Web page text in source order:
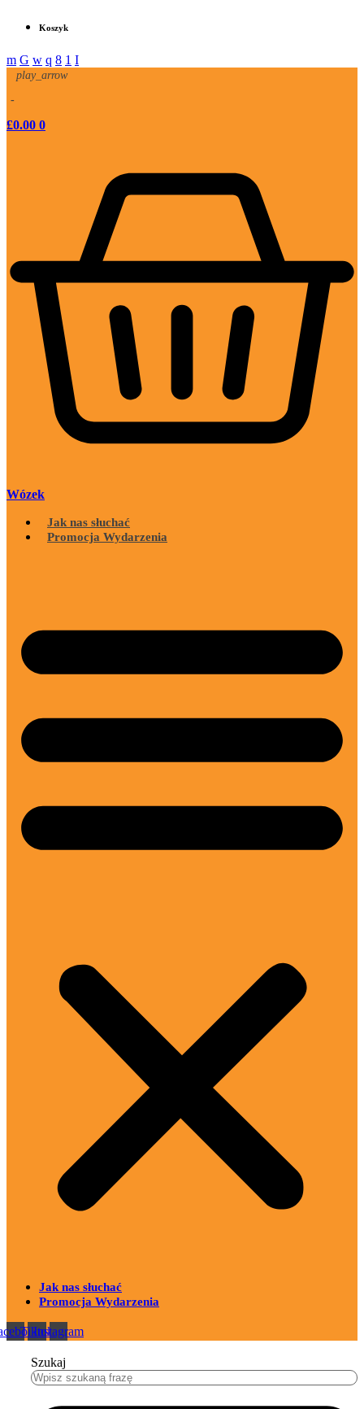
Koszyk
play_arrow
-
£0.00 0
Wózek
Jak nas słuchać
Promocja Wydarzenia
Jak nas słuchać
Promocja Wydarzenia
Tiktok
Instagram
Szukaj